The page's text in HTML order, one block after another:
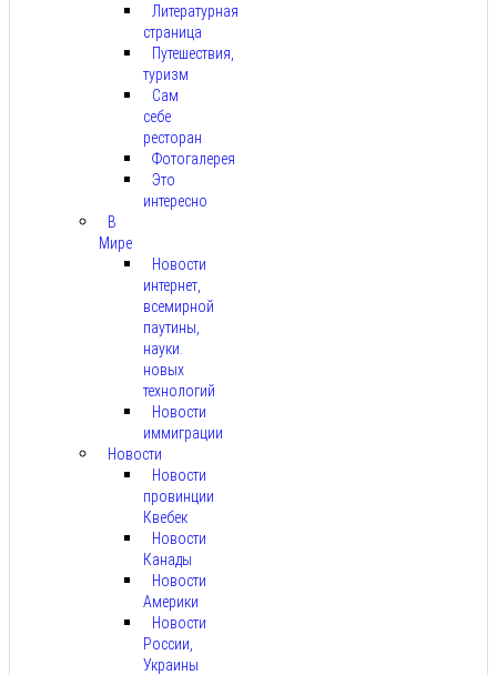
Литературная
страница
Путешествия,
туризм
Сам
себе
ресторан
Фотогалерея
Это
интересно
В
Мире
Новости
интернет,
всемирной
паутины,
науки.
новых
технологий
Новости
иммиграции
Новости
Новости
провинции
Квебек
Новости
Канады
Новости
Америки
Новости
России,
Украины